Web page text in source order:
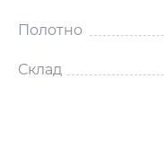
Полотно
Склад